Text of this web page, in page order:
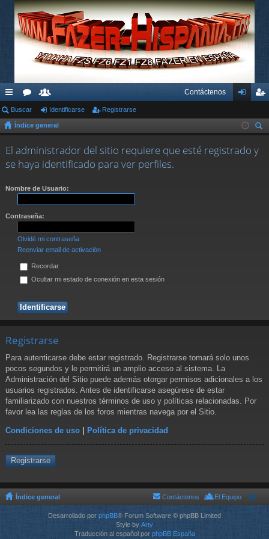
nl
ac
es
rá
s
or
os
su
ari
os
Contáctenos
nti
fic
ist
Buscar Identificarse Registrarse
Índice general
car
El administrador del sitio requiere que esté registrado y
se haya identificado para ver perfiles.
Nombre de Usuario:
Contraseña:
Olvidé mi contraseña
Reenviar email de activación
Recordar
Ocultar mi estado de conexión en esta sesión
Registrarse
Para autenticarse debe estar registrado. Registrarse tomará solo unos
pocos segundos y le permitirá un amplio acceso al sistema. La
Administración del Sitio puede además otorgar permisos adicionales a los
usuarios registrados. Antes de identificarse asegúrese de estar
familiarizado con nuestros términos de uso y políticas relacionadas. Por
favor lea las reglas de los foros mientras navega por el Sitio.
Condiciones de uso | Política de privacidad
Registrarse
Índice general El Equipo
Contáctenos
Desarrollado por phpBB® Forum Software © phpBB Limited
Style by Arty
Traducción al español por phpBB España